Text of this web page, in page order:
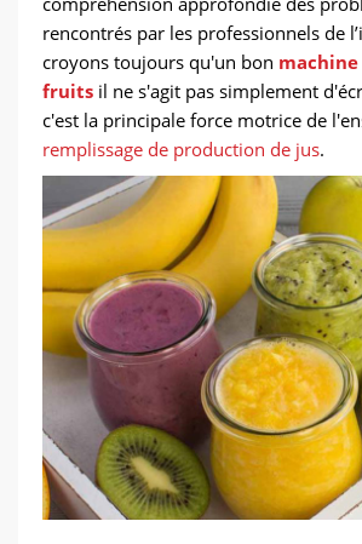
rencontrés par les professionnels de
croyons toujours qu'un bon
fruits il ne s'agit pas simplement
c'est la principale force motrice de
remplissage de production de jus.